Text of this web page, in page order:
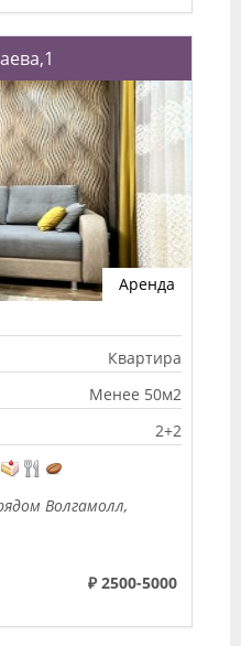
Аренда
Квартира
Менее 50м2
2+2
Волгамолл,
₽ 2500-5000